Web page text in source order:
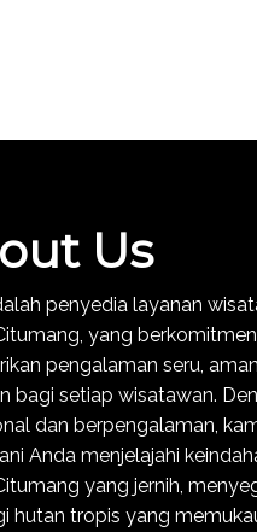
Us
penyedia layanan
yang
pengalaman seru,
bagi setiap wisatawan.
dan berpengalaman,
Anda menjelajahi
yang jernih,
hutan tropis yang